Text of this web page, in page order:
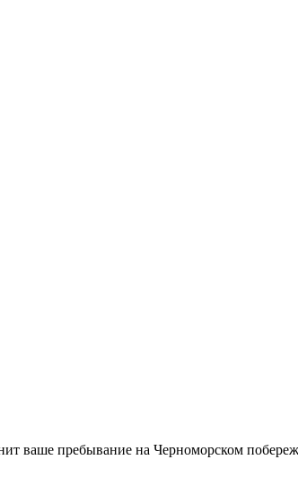
ваше пребывание на Черноморском